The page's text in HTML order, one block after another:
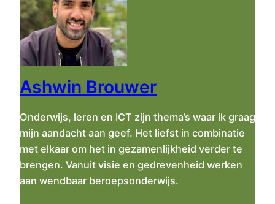
n
Ashwin Brouwer
Onderwijs, leren en ICT zijn thema’s waar ik graag
mijn aandacht aan geef. Het liefst in combinatie
met elkaar om het in gezamenlijkheid verder te
brengen. Vanuit visie en gedrevenheid werken
aan wendbaar beroepsonderwijs.